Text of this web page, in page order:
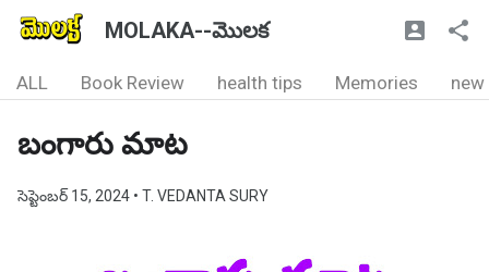
MOLAKA--మొలక
ALL Book Review health tips Memories new
బంగారు మాట
సెప్టెంబర్ 15, 2024 • T. VEDANTA SURY